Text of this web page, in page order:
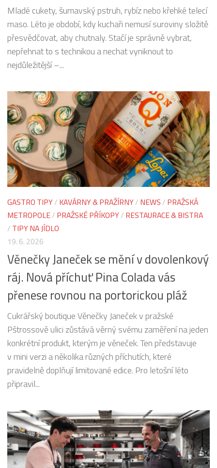
Mladé cukety, šumavský pstruh, rybíz nebo křehké telecí
maso. Léto je období, kdy kuchaři nemusí suroviny složitě
přesvědčovat, aby chutnaly. Stačí je správně vybrat,
nepřehnat to s technikou a nechat vyniknout to
nejdůležitější –...
GASTRO TIPY/ KAVÁRNY & PRAŽÍRNY/ NEWS / PRAŽSKÁ
METROPOLE/ PRAŽSKÉ PŘÍKOPY/ RESTAURACE & BISTRA
/ TIPY NA JÍDLO
19. 6. 2026
Věnečky Janeček se mění v dovolenkový
ráj. Nová příchuť Pina Colada vás
přenese rovnou na portorickou pláž
Cukrářský boutique Věnečky Janeček v pražské
Pštrossově ulici zůstává věrný svému zaměření na jeden
konkrétní produkt, kterým je věneček. Ten představuje
v mini verzi a několika různých příchutích, které
pravidelně doplňují limitované edice. Pro letošní léto
připravil...